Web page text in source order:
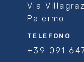
Via
Palermo
TELEFONO
+39 091